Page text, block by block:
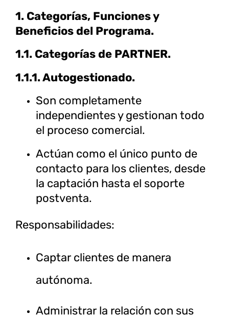
1. Categorías, Funciones y
Beneficios del Programa.
1.1. Categorías de PARTNER.
1.1.1. Autogestionado.
Son completamente
independientes y gestionan todo
el proceso comercial.
Actúan como el único punto de
contacto para los clientes, desde
la captación hasta el soporte
postventa.
Responsabilidades:
Captar clientes de manera
autónoma.
Administrar la relación con sus